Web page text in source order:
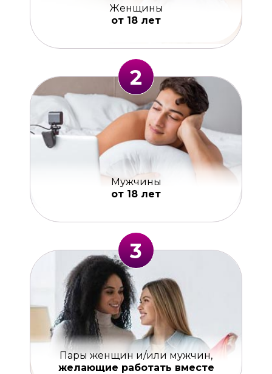
Женщины
от 18 лет
2
Мужчины
от 18 лет
3
Пары женщин и/или мужчин,
желающие работать вместе